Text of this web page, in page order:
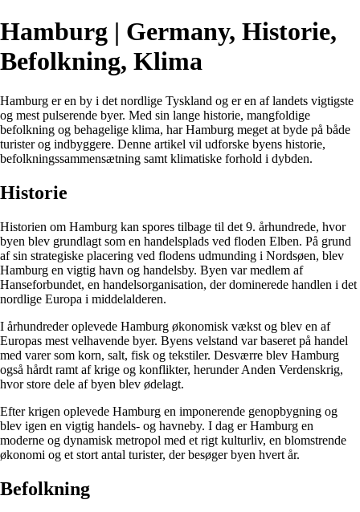
Hamburg | Germany, Historie,
Befolkning, Klima
Hamburg er en by i det nordlige Tyskland og er en af landets vigtigste
og mest pulserende byer. Med sin lange historie, mangfoldige
befolkning og behagelige klima, har Hamburg meget at byde på både
turister og indbyggere. Denne artikel vil udforske byens historie,
befolkningssammensætning samt klimatiske forhold i dybden.
Historie
Historien om Hamburg kan spores tilbage til det 9. århundrede, hvor
byen blev grundlagt som en handelsplads ved floden Elben. På grund
af sin strategiske placering ved flodens udmunding i Nordsøen, blev
Hamburg en vigtig havn og handelsby. Byen var medlem af
Hanseforbundet, en handelsorganisation, der dominerede handlen i det
nordlige Europa i middelalderen.
I århundreder oplevede Hamburg økonomisk vækst og blev en af
Europas mest velhavende byer. Byens velstand var baseret på handel
med varer som korn, salt, fisk og tekstiler. Desværre blev Hamburg
også hårdt ramt af krige og konflikter, herunder Anden Verdenskrig,
hvor store dele af byen blev ødelagt.
Efter krigen oplevede Hamburg en imponerende genopbygning og
blev igen en vigtig handels- og havneby. I dag er Hamburg en
moderne og dynamisk metropol med et rigt kulturliv, en blomstrende
økonomi og et stort antal turister, der besøger byen hvert år.
Befolkning